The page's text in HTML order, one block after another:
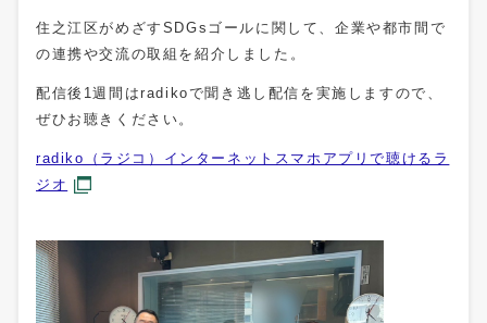
住之江区がめざすSDGsゴールに関して、企業や都市間で
の連携や交流の取組を紹介しました。
配信後1週間はradikoで聞き逃し配信を実施しますので、
ぜひお聴きください。
radiko（ラジコ）インターネットスマホアプリで聴けるラ
ジオ